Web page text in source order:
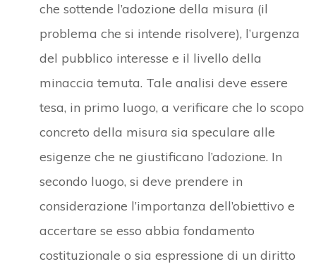
che sottende l’adozione della misura (il
problema che si intende risolvere), l’urgenza
del pubblico interesse e il livello della
minaccia temuta. Tale analisi deve essere
tesa, in primo luogo, a verificare che lo scopo
concreto della misura sia speculare alle
esigenze che ne giustificano l’adozione. In
secondo luogo, si deve prendere in
considerazione l’importanza dell’obiettivo e
accertare se esso abbia fondamento
costituzionale o sia espressione di un diritto